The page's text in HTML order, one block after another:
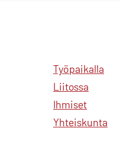
Työpaikalla
Liitossa
Ihmiset
Yhteiskunta